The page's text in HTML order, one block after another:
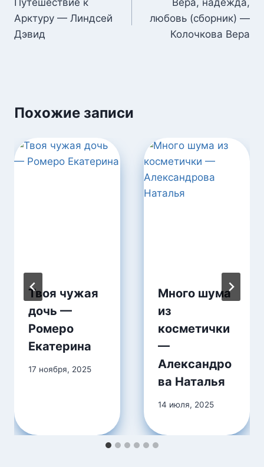
по
записям
Путешествие к
Арктуру — Линдсей
Дэвид
Вера, надежда,
любовь (сборник) —
Колочкова Вера
Похожие записи
Твоя чужая
дочь —
Ромеро
Екатерина
17 ноября, 2025
Много шума
из
косметички
—
Александро
ва Наталья
14 июля, 2025